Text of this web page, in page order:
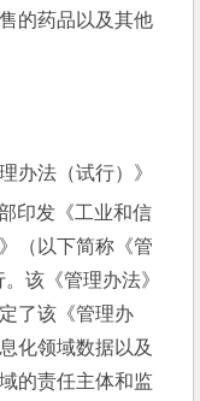
的药品以及其他
办法（试行）》
印发《工业和信
（以下简称《管
该《管理办法》
了该《管理办
化领域数据以及
的责任主体和监